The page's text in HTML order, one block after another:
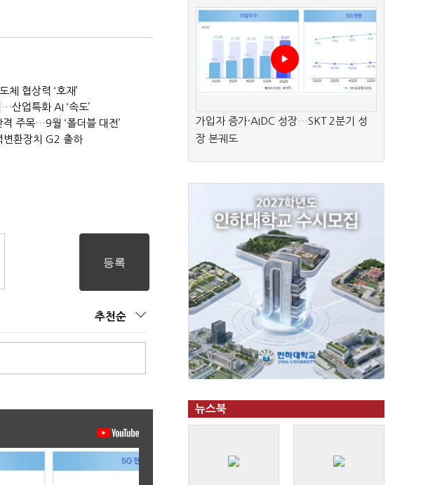
협상력 ‘호재’
산업특화 AI ‘속도’
격 주목…9월 ‘폴더블 대전’
변환장치 G2 출하
추천순
가입자 증가·AIDC 성장…SKT 2분기 성
장 본궤도
뉴스북